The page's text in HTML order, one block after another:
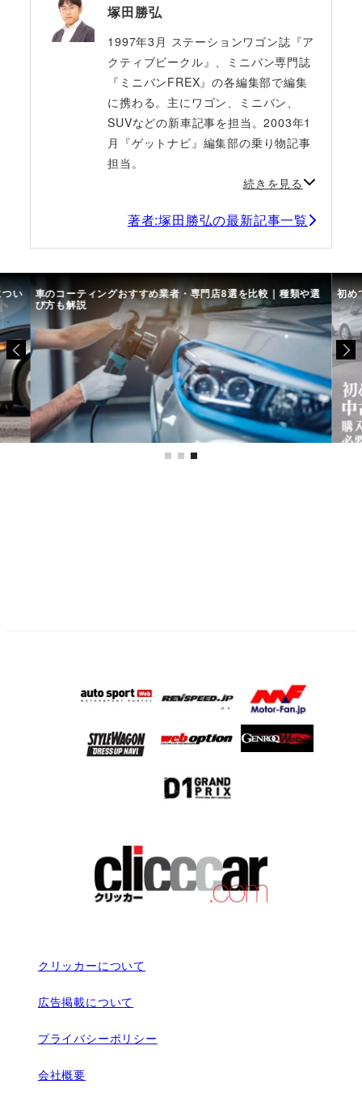
塚田勝弘
1997年3月 ステーションワゴン誌『ア
クティブビークル』、ミニバン専門誌
『ミニバンFREX』の各編集部で編集
に携わる。主にワゴン、ミニバン、
SUVなどの新車記事を担当。2003年1
月『ゲットナビ』編集部の乗り物記事
担当。
続きを見る
著者:塚田勝弘の最新記事一覧
い 車のコーティングおすすめ業者・専門店8選を比較｜種類や選
び方も解説
初め
クリッカーについて
広告掲載について
プライバシーポリシー
会社概要